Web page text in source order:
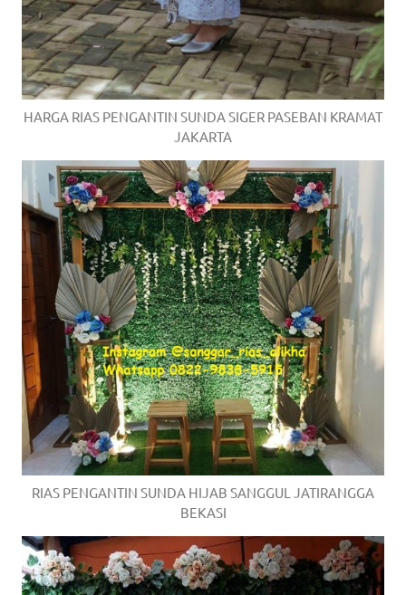
HARGA RIAS PENGANTIN SUNDA SIGER PASEBAN KRAMAT
JAKARTA
RIAS PENGANTIN SUNDA HIJAB SANGGUL JATIRANGGA
BEKASI